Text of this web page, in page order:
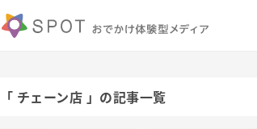
「 チェーン店 」の記事一覧